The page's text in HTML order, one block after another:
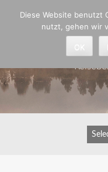
Diese Website benutzt
nutzt, gehen wir